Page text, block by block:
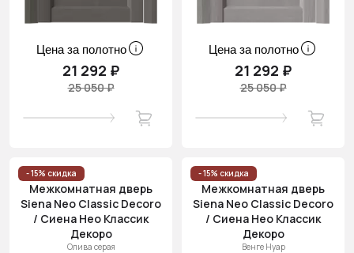
Цена за полотно
21 292 ₽
25 050 ₽
Цена за полотно
21 292 ₽
25 050 ₽
- 15% скидка
Межкомнатная дверь
Siena Neo Classic Decoro
/ Сиена Нео Классик
Декоро
Олива серая
- 15% скидка
Межкомнатная дверь
Siena Neo Classic Decoro
/ Сиена Нео Классик
Декоро
Венге Нуар